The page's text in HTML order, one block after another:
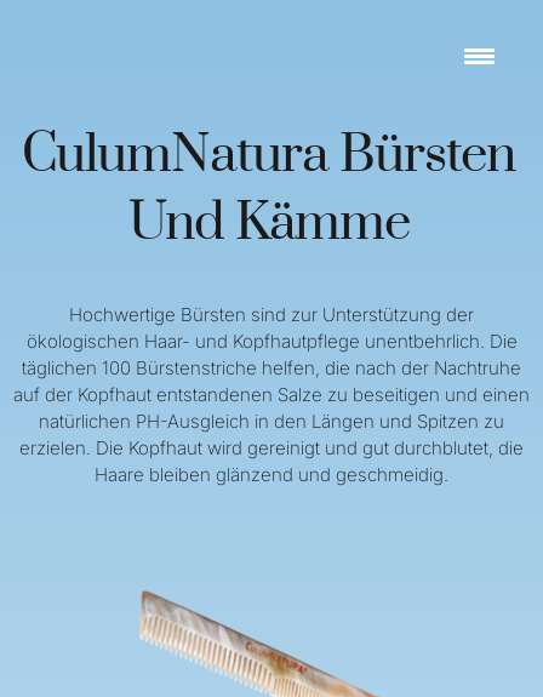
CulumNatura Bürsten
Und Kämme
Hochwertige Bürsten sind zur Unterstützung der
ökologischen Haar- und Kopfhautpflege unentbehrlich. Die
täglichen 100 Bürstenstriche helfen, die nach der Nachtruhe
auf der Kopfhaut entstandenen Salze zu beseitigen und einen
natürlichen PH-Ausgleich in den Längen und Spitzen zu
erzielen. Die Kopfhaut wird gereinigt und gut durchblutet, die
Haare bleiben glänzend und geschmeidig.